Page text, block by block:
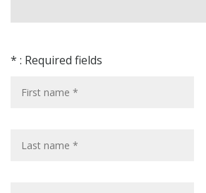
* : Required fields